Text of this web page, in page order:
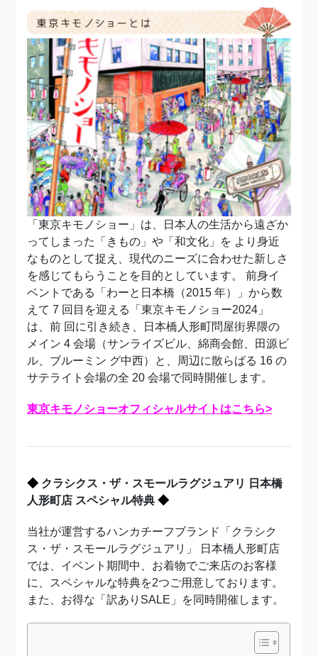
「東京キモノショー」は、日本人の生活から遠ざか
ってしまった「きもの」や「和文化」を より身近
なものとして捉え、現代のニーズに合わせた新しさ
を感じてもらうことを目的としています。 前身イ
ベントである「わーと日本橋（2015 年）」から数
えて 7 回目を迎える「東京キモノショー2024」
は、前 回に引き続き、日本橋人形町問屋街界隈の
メイン 4 会場（サンライズビル、綿商会館、田源ビ
ル、ブルーミン グ中西）と、周辺に散らばる 16 の
サテライト会場の全 20 会場で同時開催します。
東京キモノショーオフィシャルサイトはこちら>
◆ クラシクス・ザ・スモールラグジュアリ 日本橋
人形町店 スペシャル特典◆
当社が運営するハンカチーフブランド「クラシク
ス・ザ・スモールラグジュアリ」 日本橋人形町店
では、イベント期間中、お着物でご来店のお客様
に、スペシャルな特典を2つご用意しております。
また、お得な「訳ありSALE」を同時開催します。